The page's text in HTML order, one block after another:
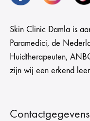
Skin Clinic Damla is
Paramedici, de
Huidtherapeuten,
zijn wij een erkend
Contactgegevens